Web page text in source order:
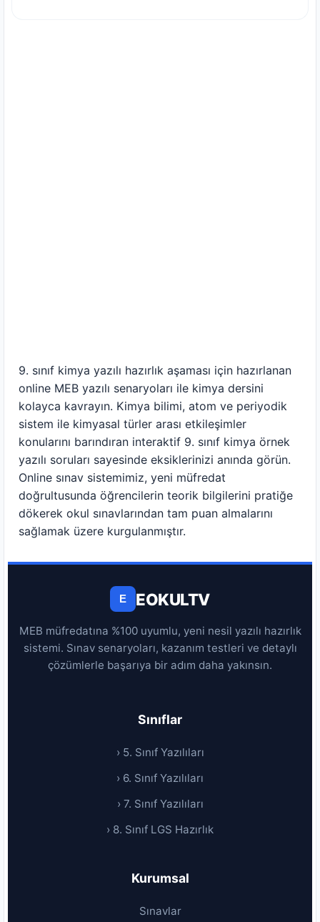
9. sınıf kimya yazılı hazırlık aşaması için hazırlanan
online MEB yazılı senaryoları ile kimya dersini
kolayca kavrayın. Kimya bilimi, atom ve periyodik
sistem ile kimyasal türler arası etkileşimler
konularını barındıran interaktif 9. sınıf kimya örnek
yazılı soruları sayesinde eksiklerinizi anında görün.
Online sınav sistemimiz, yeni müfredat
doğrultusunda öğrencilerin teorik bilgilerini pratiğe
dökerek okul sınavlarından tam puan almalarını
sağlamak üzere kurgulanmıştır.
E EOKULTV
MEB müfredatına %100 uyumlu, yeni nesil yazılı hazırlık
sistemi. Sınav senaryoları, kazanım testleri ve detaylı
çözümlerle başarıya bir adım daha yakınsın.
Sınıflar
› 5. Sınıf Yazılıları
› 6. Sınıf Yazılıları
› 7. Sınıf Yazılıları
› 8. Sınıf LGS Hazırlık
Kurumsal
Sınavlar